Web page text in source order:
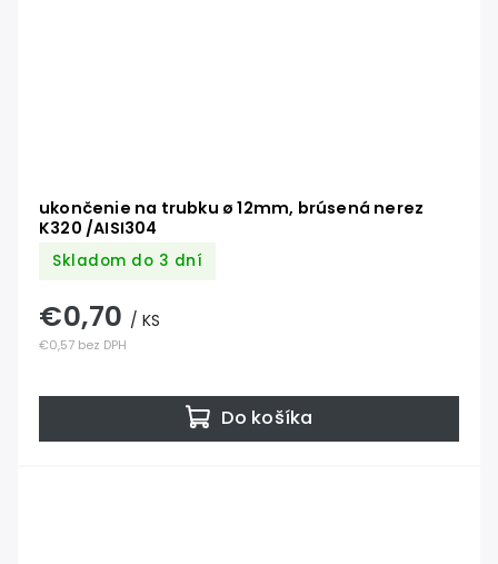
ukončenie na trubku ø 12mm, brúsená nerez
K320 /AISI304
Skladom do 3 dní
€0,57 bez DPH
€0,70 / KS
Do košíka